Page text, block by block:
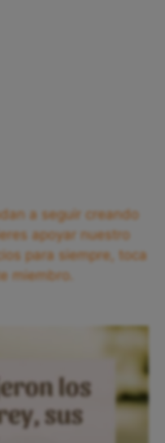
a seguir creando
apoyar nuestro
para siempre, toca
miembro.